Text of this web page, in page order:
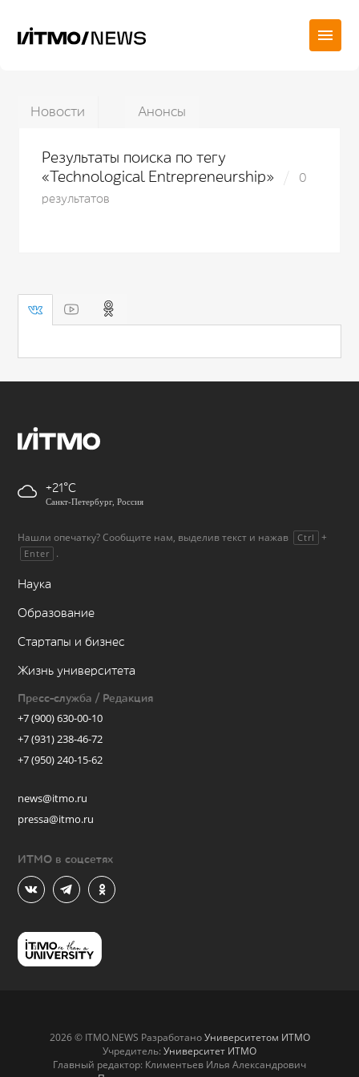
Новости Анонсы
Результаты поиска по тегу
«Technological Entrepreneurship»
0
результатов
+21
Санкт-Петербург, Россия
Нашли опечатку? Сообщите нам, выделив текст и нажав Ctrl +
Enter .
Наука
Образование
Стартапы и бизнес
Жизнь университета
Пресс-служба / Редакция
+7 (900) 630-00-10
+7 (931) 238-46-72
+7 (950) 240-15-62
news@itmo.ru
pressa@itmo.ru
ИТМО в соцсетях
2026 © ITMO.NEWS РазработаноУниверситетом ИТМО
Учредитель: Университет ИТМО
Главный редактор: Климентьев Илья Александрович